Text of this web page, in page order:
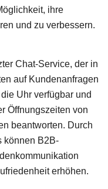
ihre
und zu verbessern.
Chat-Service, der in
auf Kundenanfragen
Uhr verfügbar und
Öffnungszeiten von
beantworten. Durch
können B2B-
erhöhen.